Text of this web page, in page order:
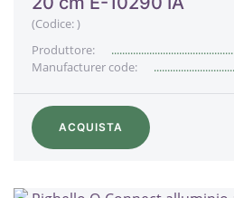
(Codice:)
Produttore:
Manufacturer code:
ACQUISTA